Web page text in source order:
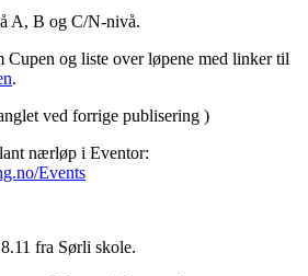
A, B og C/N-nivå.
Cupen og liste over løpene med linker til
.
ved forrige publisering )
nærløp i Eventor:
Events
fra Sørli skole.